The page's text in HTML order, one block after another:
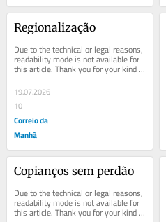
Regionalização
Due to the technical or legal reasons,
readability mode is not available for
this article. Thank you for your kind
19.07.2026
10
Correio da
Manhã
Copianços sem perdão
Due to the technical or legal reasons,
readability mode is not available for
this article. Thank you for your kind